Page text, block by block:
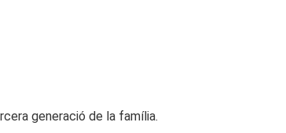
generació de la família.